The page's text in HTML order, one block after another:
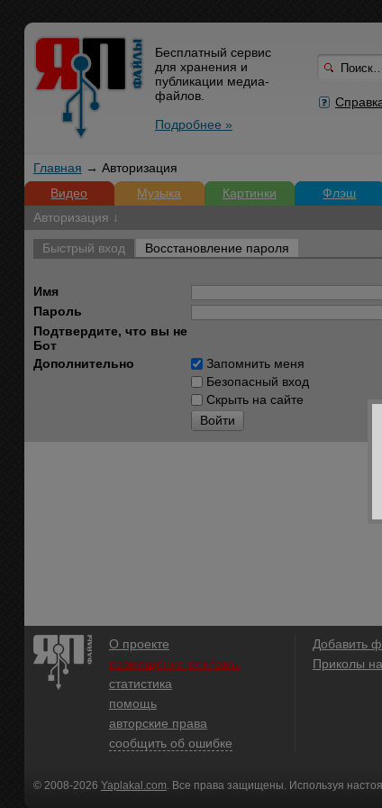
Бесплатный сервис
для хранения и
публикации медиа-
файлов.
Подробнее »
Главная → Авторизация
Видео
Музыка Картинки
Флэш
Авторизация ↓
Быстрый вход Восстановление пароля
Имя
Пароль
Подтвердите, что вы не
Бот
Дополнительно
Запомнить меня
Безопасный вход
Скрыть на сайте
Войти
О проекте
размещение рекламы
статистика
помощь
авторские права
сообщить об ошибке
Добавить
Приколы
© 2008-2026 Yaplakal.com. Все права защищены. Используя